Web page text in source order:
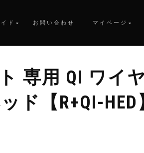
ド お問い合わせ マイページ
専用 QI ワイ
ド【R+QI-HED